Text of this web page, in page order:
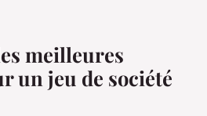
meilleures
un jeu de société